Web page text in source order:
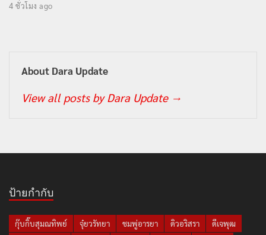
4 ชั่วโมง ago
About Dara Update
View all posts by Dara Update →
ป้ายกำกับ
กุ๊บกิ๊บสุมณทิพย์ จุ๋ยวรัทยา ชมพู่อารยา ดิวอริสรา
ดีเจพุฒ